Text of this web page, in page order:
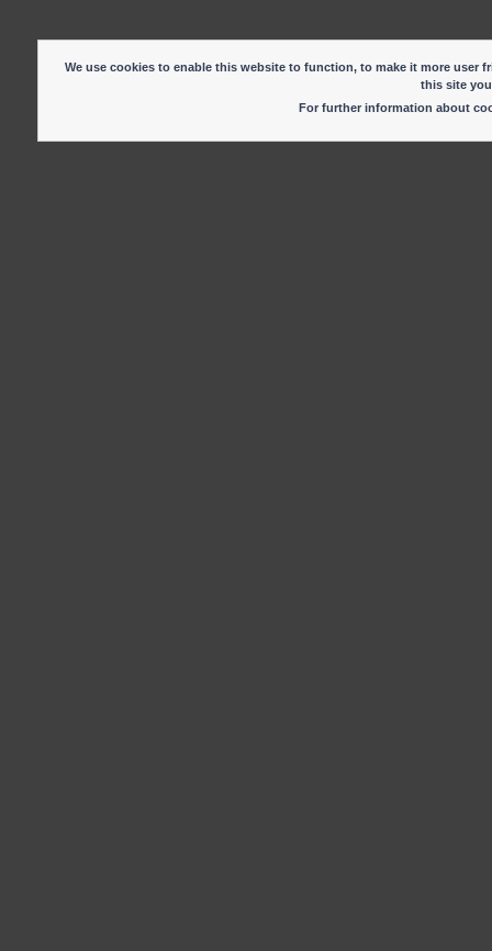
We use cookies to enable this website to function, to make it more
this site
For further information about